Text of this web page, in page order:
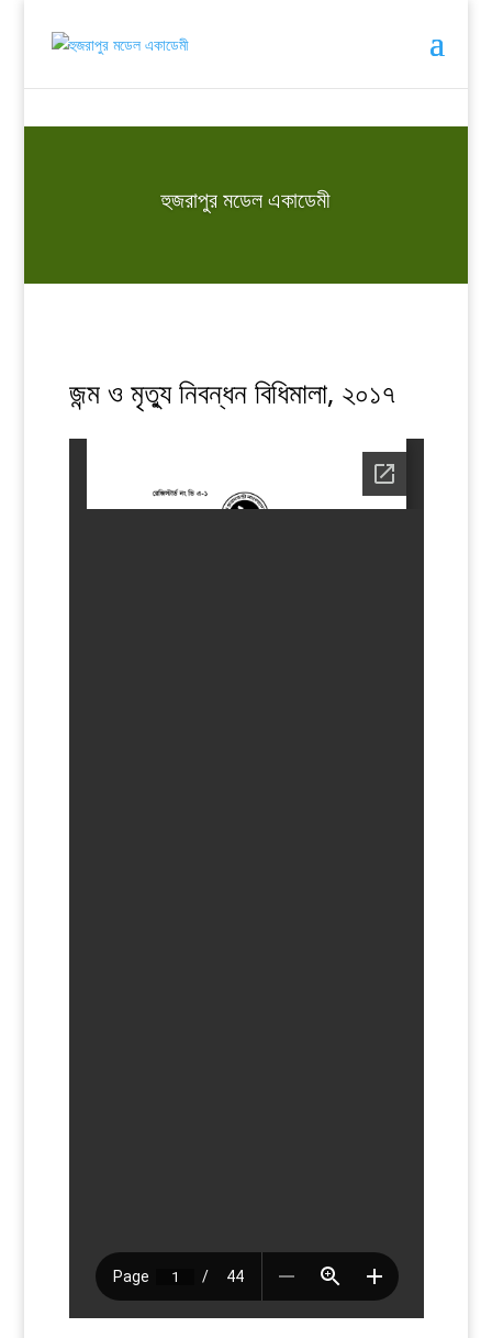
হুজরাপুর মডেল একাডেমী
জন্ম ও মৃত্যু নিবন্ধন বিধিমালা, ২০১৭